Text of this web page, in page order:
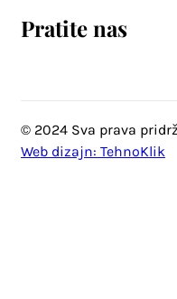
Pratite nas
© 2024 Sva prava
Web dizajn: TehnoKlik